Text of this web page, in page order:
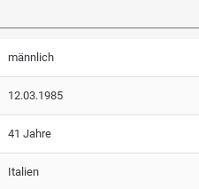
männlich
12.03.1985
41 Jahre
Italien